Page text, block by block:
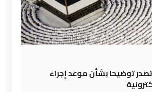
توضيحاً بشأن موعد إجراء